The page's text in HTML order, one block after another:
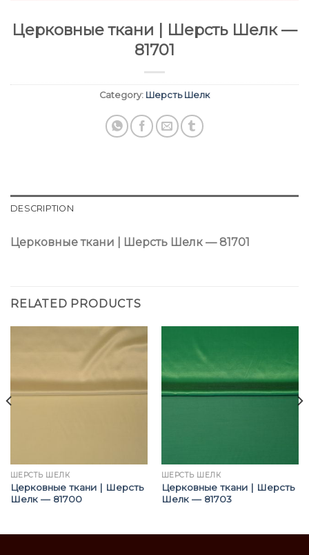
Церковные ткани | Шерсть Шелк —
81701
Category: Шерсть Шелк
DESCRIPTION
Церковные ткани | Шерсть Шелк — 81701
RELATED PRODUCTS
ШЕРСТЬ ШЕЛК
Церковные ткани | Шерсть
Шелк — 81700
ШЕРСТЬ ШЕЛК
Церковные ткани | Шерсть
Шелк — 81703